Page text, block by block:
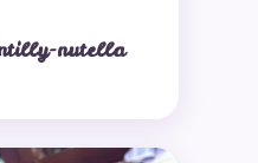
nutella